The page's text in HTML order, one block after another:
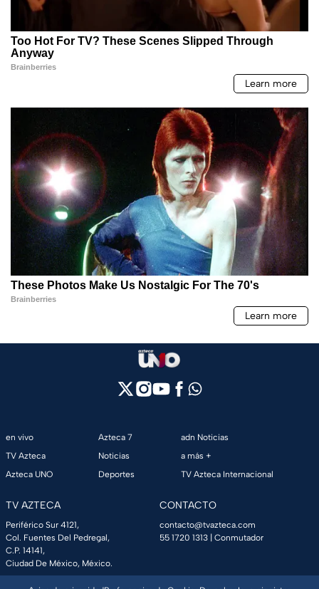
en vivo
TV Azteca
Azteca UNO
Azteca 7
Noticias
Deportes
adn Noticias
a más +
TV Azteca Internacional
TV AZTECA
Periférico Sur 4121,
Col. Fuentes Del Pedregal,
C.P. 14141,
Ciudad De México, México.
CONTACTO
contacto@tvazteca.com
55 1720 1313 | Conmutador